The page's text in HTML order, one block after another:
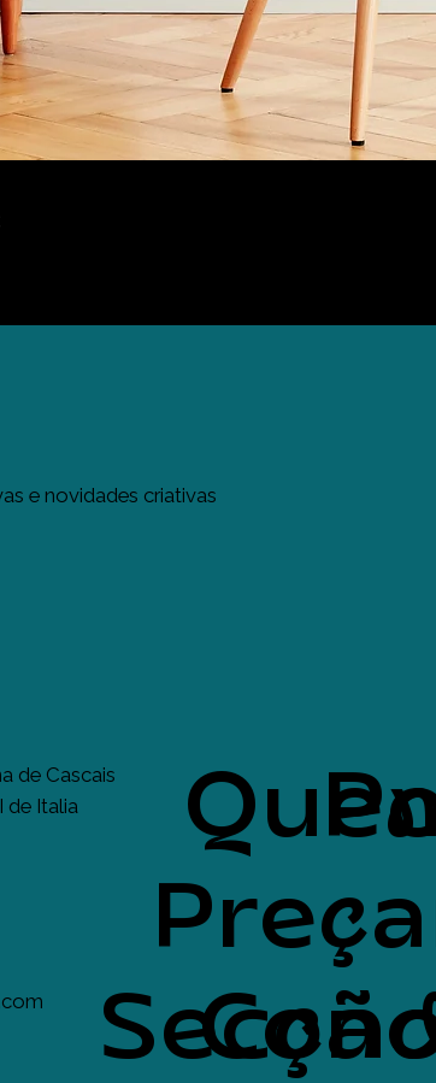
e novidades criativas
de Cascais
de Italia